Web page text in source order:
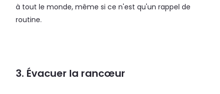
à tout le monde, même si ce n'est qu'un rappel de
routine.
3. Évacuer la rancœur